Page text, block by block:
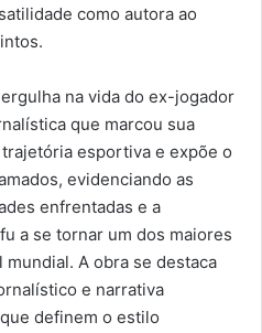
como autora ao
na vida do ex-jogador
que marcou sua
esportiva e expõe o
evidenciando as
enfrentadas e a
a se tornar um dos maiores
A obra se destaca
e narrativa
definem o estilo